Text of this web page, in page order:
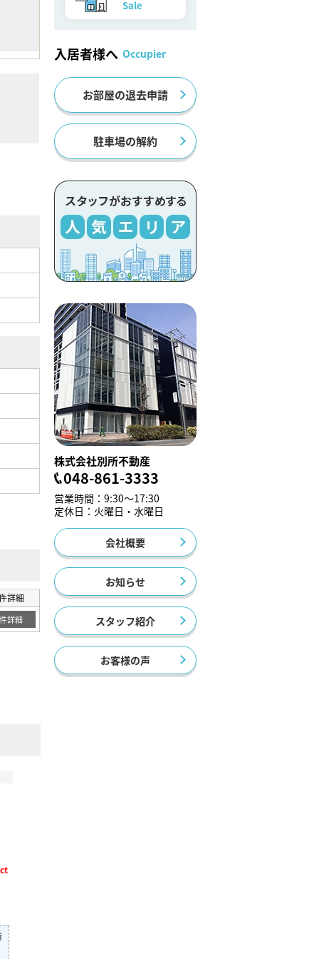
詳細
詳細
Sale
入居者様へ Occupier
お部屋の退去申請
駐車場の解約
株式会社別所不動産
048-861-3333
営業時間：9:30～17:30
定休日：火曜日・水曜日
会社概要
お知らせ
スタッフ紹介
お客様の声